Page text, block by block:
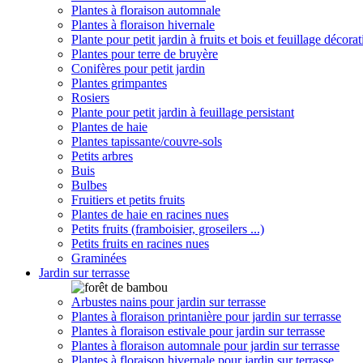
Plantes à floraison automnale
Plantes à floraison hivernale
Plante pour petit jardin à fruits et bois et feuillage
Plantes pour terre de bruyère
Conifères pour petit jardin
Plantes grimpantes
Rosiers
Plante pour petit jardin à feuillage persistant
Plantes de haie
Plantes tapissante/couvre-sols
Petits arbres
Buis
Bulbes
Fruitiers et petits fruits
Plantes de haie en racines nues
Petits fruits (framboisier, groseilers ...)
Petits fruits en racines nues
Graminées
Jardin sur terrasse
Arbustes nains pour jardin sur terrasse
Plantes à floraison printanière pour jardin sur terrasse
Plantes à floraison estivale pour jardin sur terrasse
Plantes à floraison automnale pour jardin sur terrasse
Plantes à floraison hivernale pour jardin sur terrasse